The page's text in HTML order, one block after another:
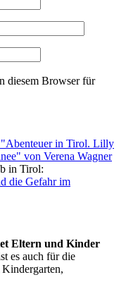
diesem Browser für
in Tirol:
die Gefahr im
Eltern und Kinder
es auch für die